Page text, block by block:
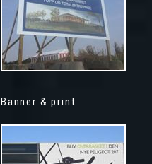
Banner & print